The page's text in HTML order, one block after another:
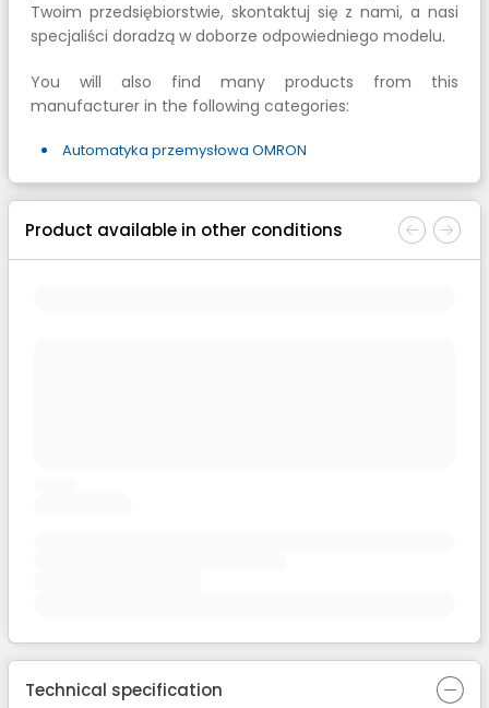
Twoim przedsiębiorstwie, skontaktuj się z nami, a nasi
specjaliści doradzą w doborze odpowiedniego modelu.
You will also find many products from this
manufacturer in the following categories:
Automatyka przemysłowa OMRON
Product available in other conditions
Technical specification